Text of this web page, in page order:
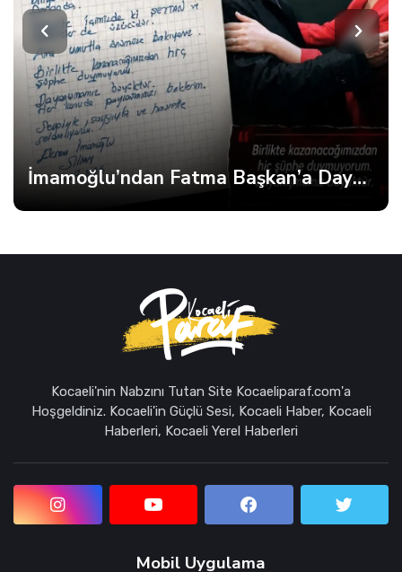
İmamoğlu’ndan Fatma Başkan’a Dayanışma Mektubu
Kocaeli'nin Nabzını Tutan Site Kocaeliparaf.com'a
Hoşgeldiniz. Kocaeli'in Güçlü Sesi, Kocaeli Haber, Kocaeli
Haberleri, Kocaeli Yerel Haberleri
Mobil Uygulama